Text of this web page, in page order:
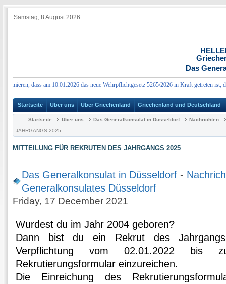
Samstag, 8 August 2026
Das
dass am 10.01.2026 das neue Wehrpflichtgesetz 5265/2026 in Kraft getreten ist,
Startseite Über uns Über Griechenland Griechenland und Deutschland
Startseite Über uns Das Generalkonsulat in Düsseldorf
Nachrichten
JAHRGANGS 2025
MITTEILUNG FÜR REKRUTEN DES JAHRGANGS 2025
Das Generalkonsulat in Düsseldorf -
Generalkonsulates Düsseldorf
Friday, 17 December 2021
Wurdest du im Jahr 2004 geboren?
Dann bist du ein Rekrut des
Verpflichtung vom 02.01.2022 bis
Rekrutierungsformular einzureichen.
Die Einreichung des